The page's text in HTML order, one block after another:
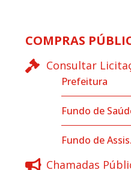
COMPRAS
Consultar
Prefeitura
Fundo de
Fundo de
Chamadas